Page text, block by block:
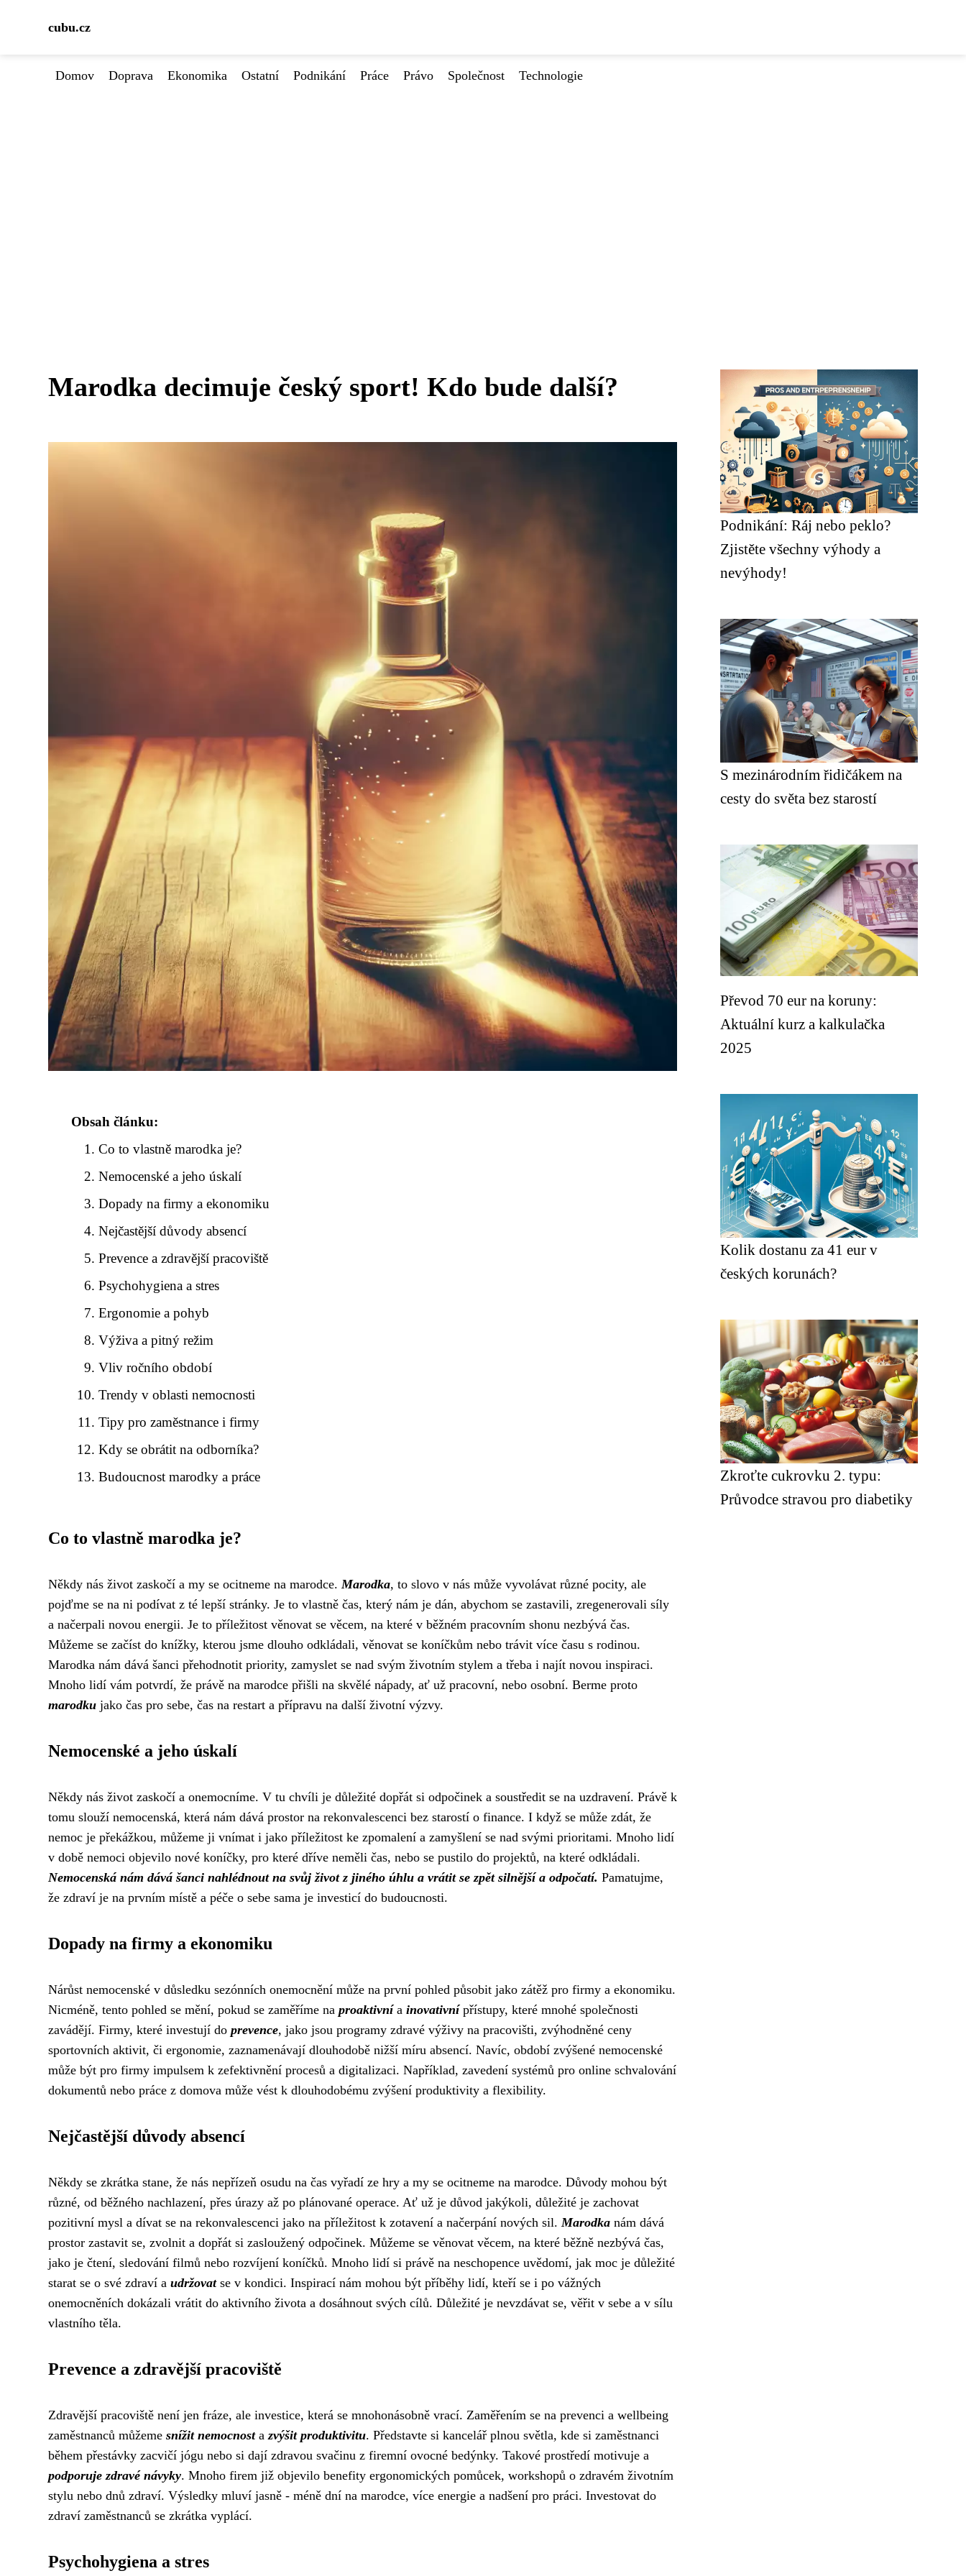
cubu.cz
Domov Doprava Ekonomika Ostatní Podnikání Práce Právo Společnost Technologie
Marodka decimuje český sport! Kdo bude další?
Obsah článku:
Co to vlastně marodka je?
Nemocenské a jeho úskalí
Dopady na firmy a ekonomiku
Nejčastější důvody absencí
Prevence a zdravější pracoviště
Psychohygiena a stres
Ergonomie a pohyb
Výživa a pitný režim
Vliv ročního období
Trendy v oblasti nemocnosti
Tipy pro zaměstnance i firmy
Kdy se obrátit na odborníka?
Budoucnost marodky a práce
Co to vlastně marodka je?
Někdy nás život zaskočí a my se ocitneme na marodce.Marodka, to slovo v nás může vyvolávat různé pocity, ale
pojďme se na ni podívat z té lepší stránky. Je to vlastně čas, který nám je dán, abychom se zastavili, zregenerovali síly
a načerpali novou energii. Je to příležitost věnovat se věcem, na které v běžném pracovním shonu nezbývá čas.
Můžeme se začíst do knížky, kterou jsme dlouho odkládali, věnovat se koníčkům nebo trávit více času s rodinou.
Marodka nám dává šanci přehodnotit priority, zamyslet se nad svým životním stylem a třeba i najít novou inspiraci.
Mnoho lidí vám potvrdí, že právě na marodce přišli na skvělé nápady, ať už pracovní, nebo osobní. Berme proto
marodku jako čas pro sebe, čas na restart a přípravu na další životní výzvy.
Nemocenské a jeho úskalí
Někdy nás život zaskočí a onemocníme. V tu chvíli je důležité dopřát si odpočinek a soustředit se na uzdravení. Právě k
tomu slouží nemocenská, která nám dává prostor na rekonvalescenci bez starostí o finance. I když se může zdát, že
nemoc je překážkou, můžeme ji vnímat i jako příležitost ke zpomalení a zamyšlení se nad svými prioritami. Mnoho lidí
v době nemoci objevilo nové koníčky, pro které dříve neměli čas, nebo se pustilo do projektů, na které odkládali.
Nemocenská nám dává šanci nahlédnout na svůj život z jiného úhlu a vrátit se zpět silnější a odpočatí. Pamatujme,
že zdraví je na prvním místě a péče o sebe sama je investicí do budoucnosti.
Dopady na firmy a ekonomiku
Nárůst nemocenské v důsledku sezónních onemocnění může na první pohled působit jako zátěž pro firmy a ekonomiku.
Nicméně, tento pohled se mění, pokud se zaměříme na proaktivnía inovativnípřístupy, které mnohé společnosti
zavádějí. Firmy, které investují do prevence, jako jsou programy zdravé výživy na pracovišti, zvýhodněné ceny
sportovních aktivit, či ergonomie, zaznamenávají dlouhodobě nižší míru absencí. Navíc, období zvýšené nemocenské
může být pro firmy impulsem k zefektivnění procesů a digitalizaci. Například, zavedení systémů pro online schvalování
dokumentů nebo práce z domova může vést k dlouhodobému zvýšení produktivity a flexibility.
Nejčastější důvody absencí
Někdy se zkrátka stane, že nás nepřízeň osudu na čas vyřadí ze hry a my se ocitneme na marodce. Důvody mohou být
různé, od běžného nachlazení, přes úrazy až po plánované operace. Ať už je důvod jakýkoli, důležité je zachovat
pozitivní mysl a dívat se na rekonvalescenci jako na příležitost k zotavení a načerpání nových sil.Marodka nám dává
prostor zastavit se, zvolnit a dopřát si zasloužený odpočinek. Můžeme se věnovat věcem, na které běžně nezbývá čas,
jako je čtení, sledování filmů nebo rozvíjení koníčků. Mnoho lidí si právě na neschopence uvědomí, jak moc je důležité
starat se o své zdraví a udržovatse v kondici. Inspirací nám mohou být příběhy lidí, kteří se i po vážných
onemocněních dokázali vrátit do aktivního života a dosáhnout svých cílů. Důležité je nevzdávat se, věřit v sebe a v sílu
vlastního těla.
Prevence a zdravější pracoviště
Zdravější pracoviště není jen fráze, ale investice, která se mnohonásobně vrací. Zaměřením se na prevenci a wellbeing
zaměstnanců můžeme snížit nemocnostazvýšit produktivitu. Představte si kancelář plnou světla, kde si zaměstnanci
během přestávky zacvičí jógu nebo si dají zdravou svačinu z firemní ovocné bedýnky. Takové prostředí motivuje a
podporuje zdravé návyky. Mnoho firem již objevilo benefity ergonomických pomůcek, workshopů o zdravém životním
stylu nebo dnů zdraví. Výsledky mluví jasně - méně dní na marodce, více energie a nadšení pro práci. Investovat do
zdraví zaměstnanců se zkrátka vyplácí.
Psychohygiena a stres
Podnikání: Ráj nebo peklo?
Zjistěte všechny výhody a
nevýhody!
S mezinárodním řidičákem na
cesty do světa bez starostí
Převod 70 eur na koruny:
Aktuální kurz a kalkulačka
2025
Kolik dostanu za 41 eur v
českých korunách?
Zkroťte cukrovku 2. typu:
Průvodce stravou pro diabetiky